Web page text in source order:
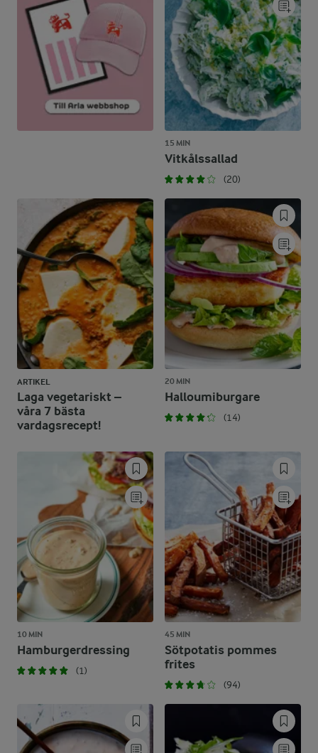
15 MIN
Vitkålssallad
(20)
ARTIKEL
Laga vegetariskt –
våra 7 bästa
vardagsrecept!
20 MIN
Halloumiburgare
(14)
10 MIN
Hamburgerdressing
(1)
45 MIN
Sötpotatis pommes
frites
(94)